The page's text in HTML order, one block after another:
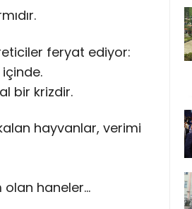
feryat ediyor:
içinde.
bir krizdir.
hayvanlar, verimi
haneler…